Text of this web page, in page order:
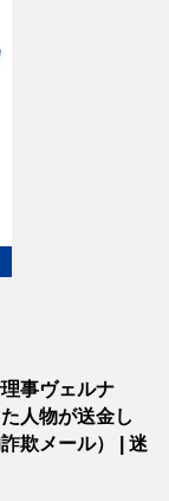
事ヴェルナ
人物が送金し
欺メール） | 迷